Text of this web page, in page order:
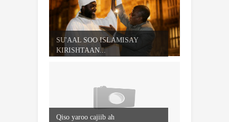
SU'AAL SOO ISLAMISAY
KIRISHTAAN...
Qiso yaroo cajiib ah